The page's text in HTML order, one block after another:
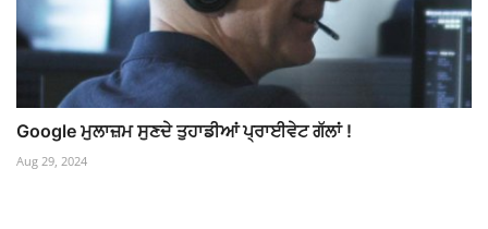
Google ਮੁਲਾਜ਼ਮ ਸੁਣਦੇ ਤੁਹਾਡੀਆਂ ਪ੍ਰਾਈਵੇਟ ਗੱਲਾਂ !
Aug 29, 2024